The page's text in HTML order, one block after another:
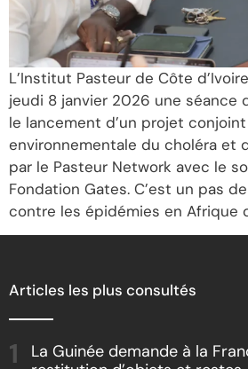
L’Institut Pasteur de Côte
jeudi 8 janvier 2026 une séance
le lancement d’un projet
environnementale du choléra et
par le Pasteur Network avec le
Fondation Gates. C’est un pas
contre les épidémies en Afrique
Articles les plus consultés
La Guinée demande à la